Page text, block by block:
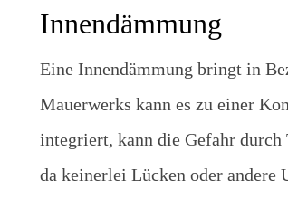
Innendämmung
Eine Innendämmung bringt in
Mauerwerks kann es zu einer
integriert, kann die Gefahr durch
da keinerlei Lücken oder andere